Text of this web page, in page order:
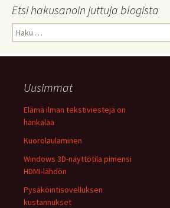
Etsi hakusanoin juttuja blogista
Haku:
Uusimmat
Elämä ilman tekstiviestejä on
hankalaa
Kuorolaulaminen
Windows 3D-näyttötila pimensi
HDMI-lähdön
Pysäköintisovelluksen
kustannukset